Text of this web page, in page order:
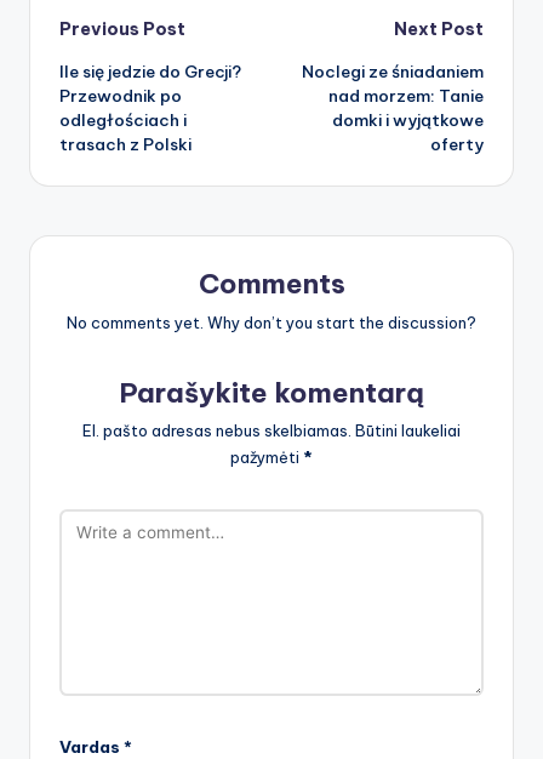
Post
navigation
Previous Post
Ile się jedzie do Grecji?
Przewodnik po
odległościach i
trasach z Polski
Next Post
Noclegi ze śniadaniem
nad morzem: Tanie
domki i wyjątkowe
oferty
Comments
No comments yet. Why don’t you start the discussion?
Parašykite komentarą
El. pašto adresas nebus skelbiamas. Būtini laukeliai
pažymėti *
Vardas *